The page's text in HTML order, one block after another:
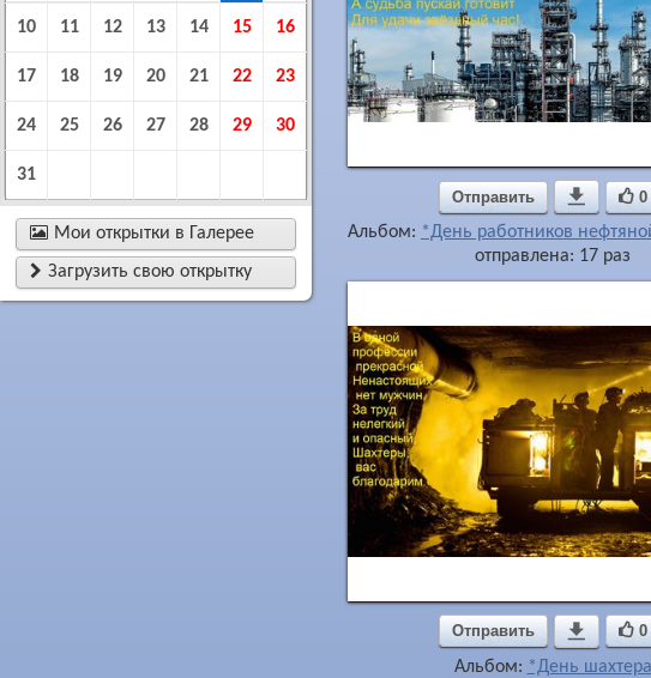
10 11 12 13 14 15 16
17 18 19 20 21 22 23
24 25 26 27 28 29 30
31
 Мои открытки в Галерее
 Загрузить свою открытку
Отправить  0
Альбом: *День работников
отправлена: 17 раз
Отправить  0
Альбом: *День шахтера